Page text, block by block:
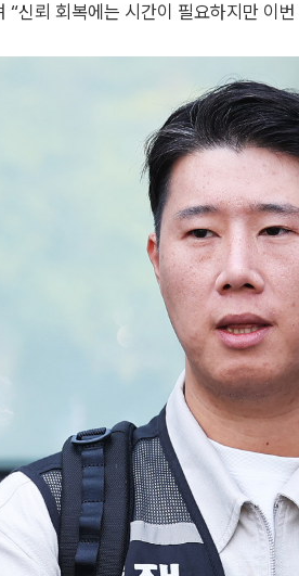
신뢰 회복에는 시간이 필요하지만 이